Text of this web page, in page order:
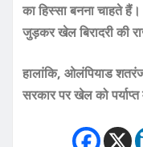
का हिस्सा बनना चाहते
जुड़कर खेल बिरादरी की
हालांकि, ओलंपियाड
सरकार पर खेल को